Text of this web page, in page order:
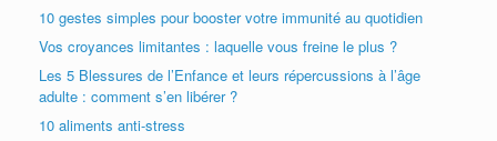
10 gestes simples pour booster votre immunité au quotidien
Vos croyances limitantes : laquelle vous freine le plus ?
Les 5 Blessures de l’Enfance et leurs répercussions à l’âge
adulte : comment s’en libérer ?
10 aliments anti-stress